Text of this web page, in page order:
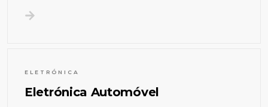
ELETRÓNICA
Eletrónica Automóvel